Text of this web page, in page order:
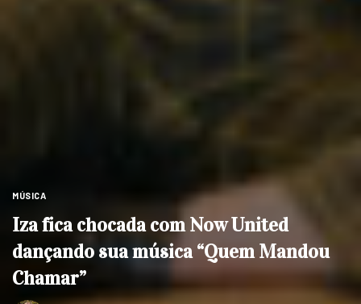
MÚSICA
Iza fica chocada com Now United
dançando sua música “Quem Mandou
Chamar”